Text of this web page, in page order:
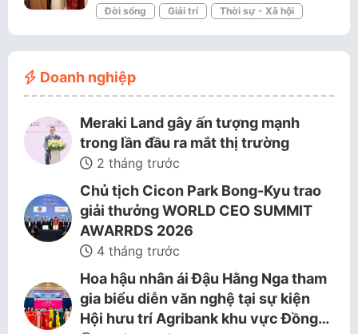
Đời sống Giải trí Thời sự - Xã hội
Doanh nghiệp
Meraki Land gây ấn tượng mạnh
trong lần đầu ra mắt thị trường
2 tháng trước
Chủ tịch Cicon Park Bong-Kyu trao
giải thưởng WORLD CEO SUMMIT
AWARRDS 2026
4 tháng trước
Hoa hậu nhân ái Đậu Hằng Nga tham
gia biểu diễn văn nghệ tại sự kiện
Hội hưu trí Agribank khu vực Đồng…